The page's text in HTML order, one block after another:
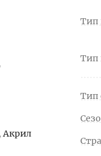
Акрил
Тип
Тип
Тип